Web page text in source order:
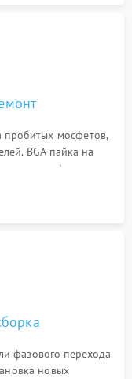
пробитых мосфетов,
BGA-пайка на
графического
BIOS
фазового перехода
новых